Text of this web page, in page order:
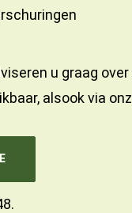
u graag
alsook via
.